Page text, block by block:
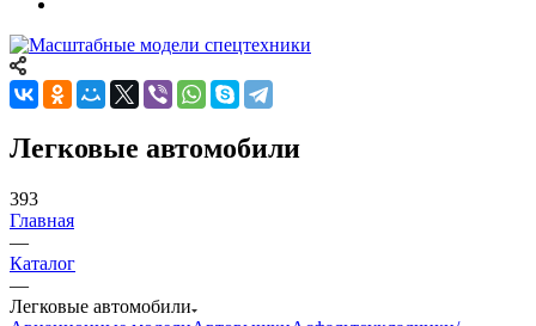
Легковые автомобили
393
Главная
—
Каталог
—
Легковые автомобили